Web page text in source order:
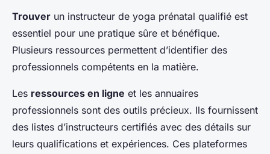
Trouver un instructeur de yoga prénatal qualifié est
essentiel pour une pratique sûre et bénéfique.
Plusieurs ressources permettent d’identifier des
professionnels compétents en la matière.
Les ressources en ligne et les annuaires
professionnels sont des outils précieux. Ils fournissent
des listes d’instructeurs certifiés avec des détails sur
leurs qualifications et expériences. Ces plateformes